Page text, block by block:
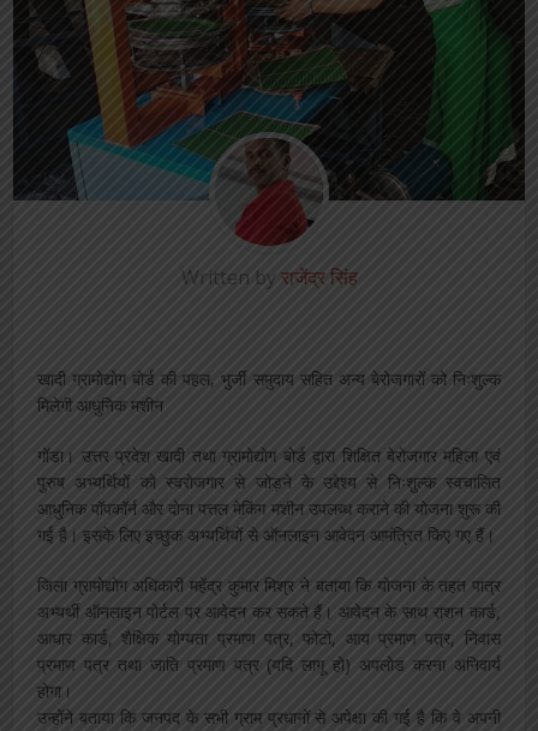
Written by राजेंद्र सिंह
खादी ग्रामोद्योग बोर्ड की पहल, भुर्जी समुदाय सहित अन्य बेरोजगारों को निःशुल्क
मिलेगी आधुनिक मशीन
गोंडा। उत्तर प्रदेश खादी तथा ग्रामोद्योग बोर्ड द्वारा शिक्षित बेरोजगार महिला एवं
पुरुष अभ्यर्थियों को स्वरोजगार से जोड़ने के उद्देश्य से निःशुल्क स्वचालित
आधुनिक पॉपकॉर्न और दोना पत्तल मेकिंग मशीन उपलब्ध कराने की योजना शुरू की
गई है। इसके लिए इच्छुक अभ्यर्थियों से ऑनलाइन आवेदन आमंत्रित किए गए हैं।
जिला ग्रामोद्योग अधिकारी महेंद्र कुमार मिश्र ने बताया कि योजना के तहत पात्र
अभ्यर्थी ऑनलाइन पोर्टल पर आवेदन कर सकते हैं। आवेदन के साथ राशन कार्ड,
आधार कार्ड, शैक्षिक योग्यता प्रमाण पत्र, फोटो, आय प्रमाण पत्र, निवास
प्रमाण पत्र तथा जाति प्रमाण पत्र (यदि लागू हो) अपलोड करना अनिवार्य
होगा।
उन्होंने बताया कि जनपद के सभी ग्राम प्रधानों से अपेक्षा की गई है कि वे अपनी